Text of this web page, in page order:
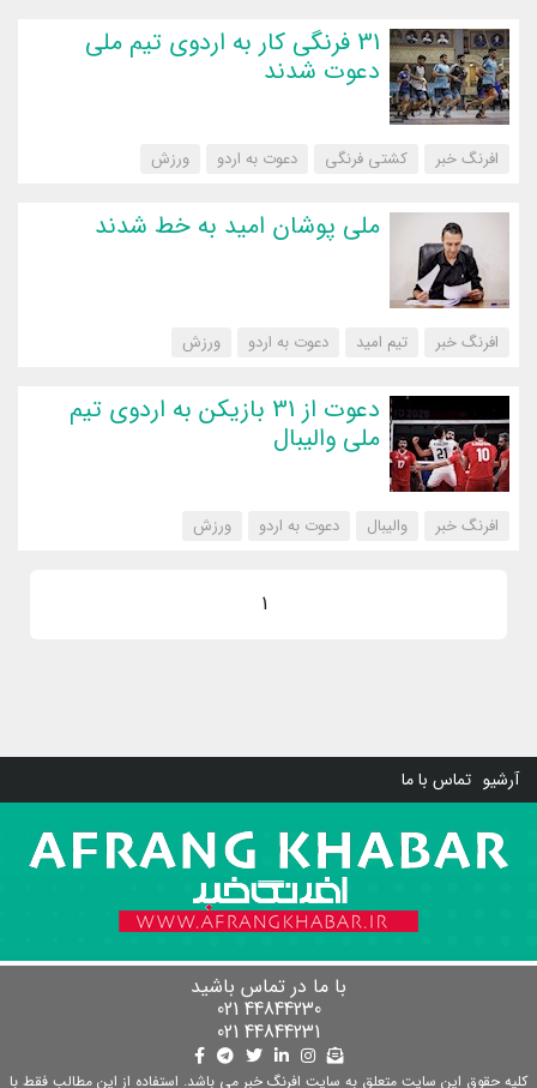
31 فرنگی کار به اردوی تیم ملی
دعوت شدند
افرنگ خبر کشتی فرنگی دعوت به اردو ‌ورزش
ملی پوشان امید به خط شدند
افرنگ خبر تیم امید دعوت به اردو ‌ورزش
دعوت از 31 بازیکن به اردوی تیم
ملی والیبال
افرنگ خبر والیبال دعوت به اردو ‌ورزش
1
آرشیو تماس با ما
با ما در تماس باشید
44844230 021
44844231 021
کلیه حقوق این سایت متعلق به سایت افرنگ خبر می باشد. استفاده از این مطالب فقط با